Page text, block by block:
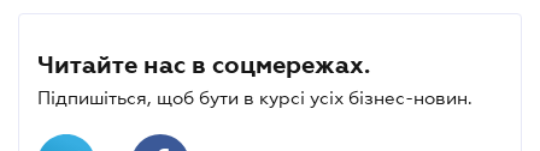
Читайте нас в соцмережах.
Підпишіться, щоб бути в курсі усіх бізнес-новин.